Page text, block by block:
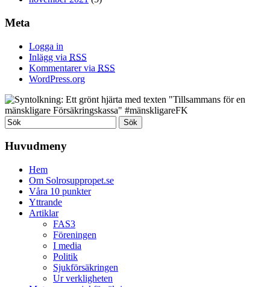
Meta
Logga in
Inlägg via RSS
Kommentarer via RSS
WordPress.org
Huvudmeny
Hem
Om Solrosuppropet.se
Våra 10 punkter
Yttrande
Artiklar
FAS3
Föreningen
I media
Politik
Sjukförsäkringen
Ur verkligheten